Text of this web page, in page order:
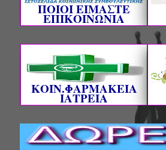
ΠΟΙΟΙ ΕΙΜΑΣΤΕ
ΕΠΙΚΟΙΝΩΝΙΑ
ΚΟΙΝ.ΦΑΡΜΑΚΕΙΑ
ΙΑΤΡΕΙΑ